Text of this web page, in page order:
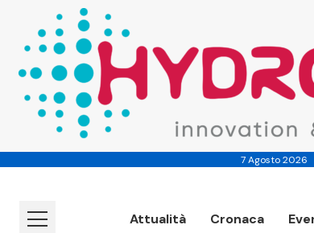
7 Agosto 2026
Attualità Cronaca